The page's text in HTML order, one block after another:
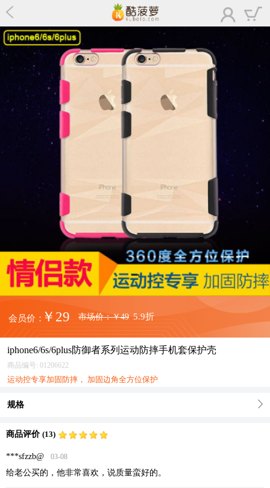
会员价： ￥29 市场价：￥49 5.9折
iphone6/6s/6plus防御者系列运动防摔手机套保护壳
商品编号: 01206622
运动控专享加固防摔， 加固边角全方位保护
规格
商品评价 (13)
***sfzzb@ 03-08
给老公买的，他非常喜欢，说质量蛮好的。